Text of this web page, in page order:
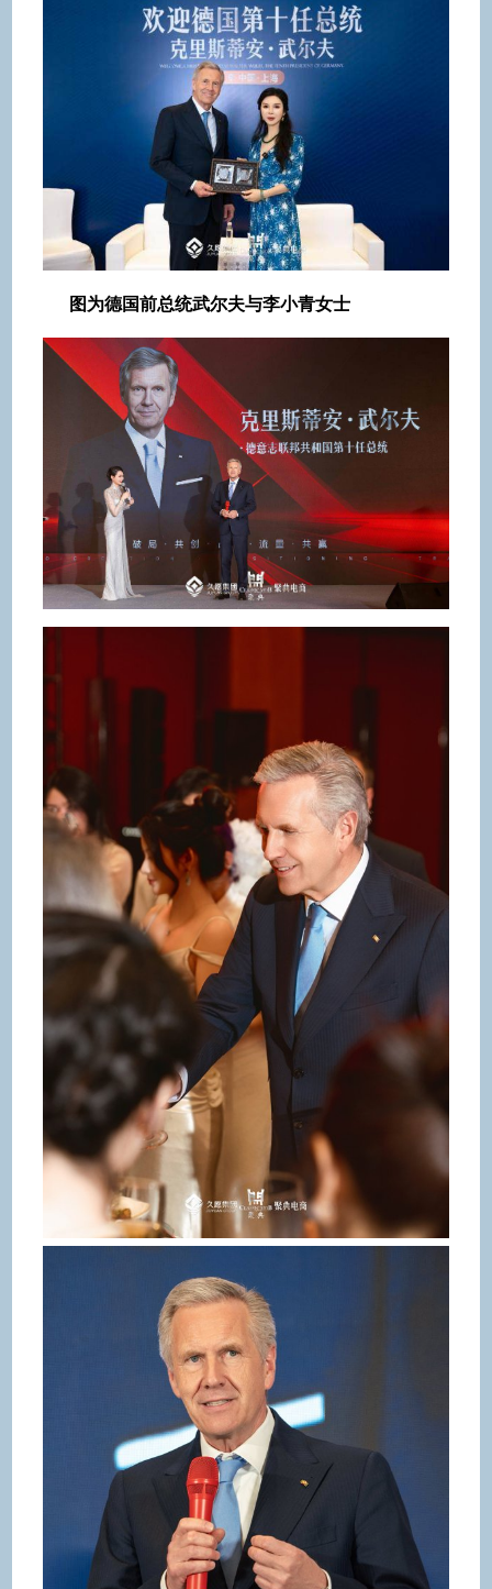
图为德国前总统武尔夫与李小青女士